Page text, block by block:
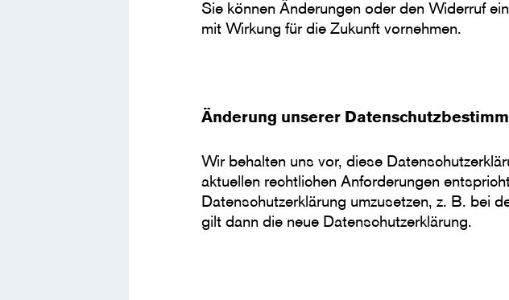
Sie können Änderungen oder den Widerruf
mit Wirkung für die Zukunft vornehmen.
Änderung unserer
Wir behalten uns vor, diese
aktuellen rechtlichen Anforderungen
Datenschutzerklärung umzusetzen, z. B. bei
gilt dann die neue Datenschutzerklärung.